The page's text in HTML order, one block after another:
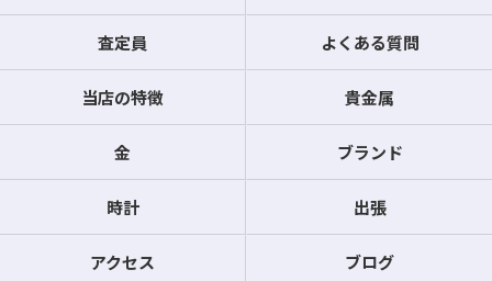
査定員 よくある質問
当店の特徴 貴金属
金 ブランド
時計 出張
アクセス ブログ